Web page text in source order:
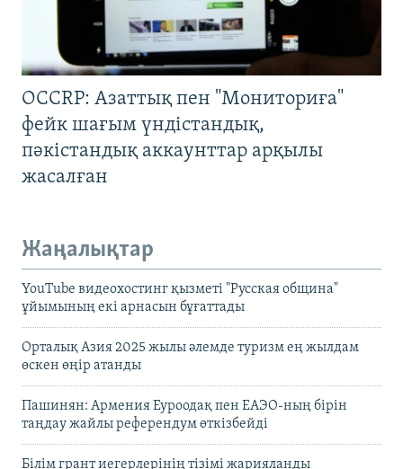
OCCRP: Азаттық пен "Мониториға"
фейк шағым үндістандық,
пәкістандық аккаунттар арқылы
жасалған
Жаңалықтар
YouTube видеохостинг қызметі "Русская община"
ұйымының екі арнасын бұғаттады
Орталық Азия 2025 жылы әлемде туризм ең жылдам
өскен өңір атанды
Пашинян: Армения Еуроодақ пен ЕАЭО-ның бірін
таңдау жайлы референдум өткізбейді
Білім грант иегерлерінің тізімі жарияланды